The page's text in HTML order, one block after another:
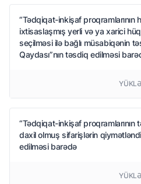
“Tədqiqat-inkişaf proqramlarının
ixtisaslaşmış yerli və ya xarici
seçilməsi ilə bağlı müsabiqənin
Qaydası”nın təsdiq edilməsi
YÜKLƏ
“Tədqiqat-inkişaf proqramlarının
daxil olmuş sifarişlərin
edilməsi barədə
YÜKLƏ